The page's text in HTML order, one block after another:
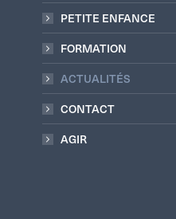
PETITE ENFANCE
FORMATION
ACTUALITÉS
CONTACT
AGIR